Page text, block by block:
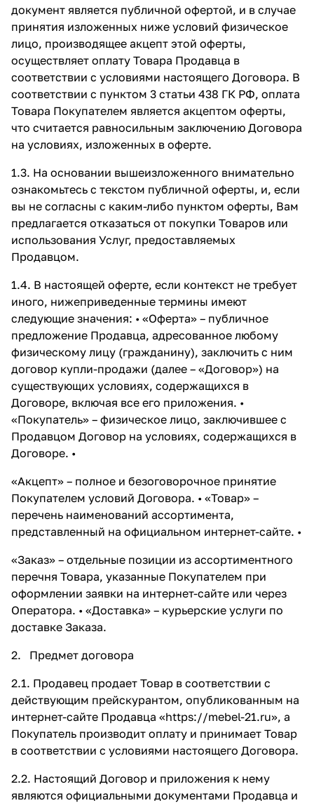
документ является публичной офертой, и в случае
принятия изложенных ниже условий физическое
лицо, производящее акцепт этой оферты,
осуществляет оплату Товара Продавца в
соответствии с условиями настоящего Договора. В
соответствии с пунктом 3 статьи 438 ГК РФ, оплата
Товара Покупателем является акцептом оферты,
что считается равносильным заключению Договора
на условиях, изложенных в оферте.
1.3. На основании вышеизложенного внимательно
ознакомьтесь с текстом публичной оферты, и, если
вы не согласны с каким-либо пунктом оферты, Вам
предлагается отказаться от покупки Товаров или
использования Услуг, предоставляемых
Продавцом.
1.4. В настоящей оферте, если контекст не требует
иного, нижеприведенные термины имеют
следующие значения: • «Оферта» – публичное
предложение Продавца, адресованное любому
физическому лицу (гражданину), заключить с ним
договор купли-продажи (далее – «Договор») на
существующих условиях, содержащихся в
Договоре, включая все его приложения. •
«Покупатель» – физическое лицо, заключившее с
Продавцом Договор на условиях, содержащихся в
Договоре. •
«Акцепт» – полное и безоговорочное принятие
Покупателем условий Договора. • «Товар» –
перечень наименований ассортимента,
представленный на официальном интернет-сайте. •
«Заказ» – отдельные позиции из ассортиментного
перечня Товара, указанные Покупателем при
оформлении заявки на интернет-сайте или через
Оператора. • «Доставка» – курьерские услуги по
доставке Заказа.
2. Предмет договора
2.1. Продавец продает Товар в соответствии с
действующим прейскурантом, опубликованным на
интернет-сайте Продавца «https://mebel-21.ru», а
Покупатель производит оплату и принимает Товар
в соответствии с условиями настоящего Договора.
2.2. Настоящий Договор и приложения к нему
являются официальными документами Продавца и